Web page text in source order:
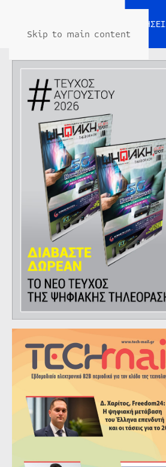
Skip to main content